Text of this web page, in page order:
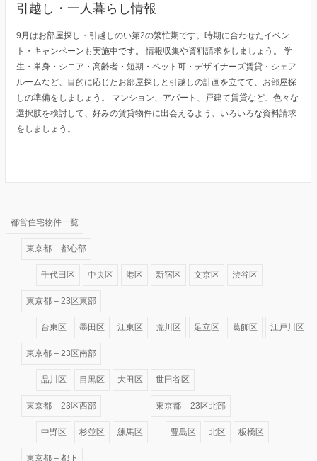
引越し・一人暮らし情報
9月はお部屋探し・引越しのい第2の繁忙期です。時期に合わせたイベン
ト・キャンペーンも実施中です。 情報収集や資料請求をしましょう。 学
生・単身・シニア・高齢者・短期・ペット可・デザイナーズ賃貸・シェア
ルームなど、目的に応じたお部屋探しと引越しの計画を立てて、お部屋探
しの準備をしましょう。 マンション、アパート、戸建て賃貸など、色々な
選択肢を検討して、好みの賃貸物件に出会えるよう、いろいろな資料請求
をしましょう。
都営住宅物件一覧
東京都 – 都心部
千代田区 中央区 港区 新宿区 文京区 渋谷区
東京都 – 23区東部
台東区 墨田区 江東区 荒川区 足立区 葛飾区 江戸川区
東京都 – 23区南部
品川区 目黒区 大田区 世田谷区
東京都 – 23区西部
中野区 杉並区 練馬区
東京都 – 23区北部
豊島区 北区 板橋区
東京都 – 都下